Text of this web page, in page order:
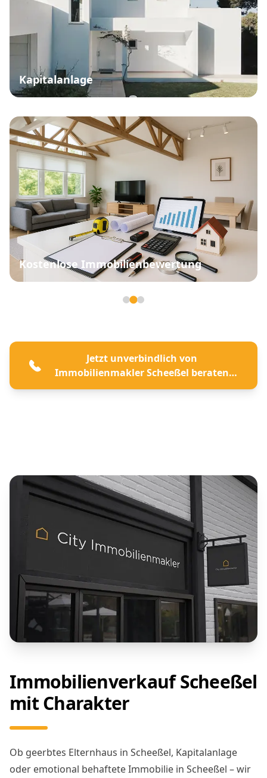
Kapitalanlage
Kostenlose Immobilienbewertung
Jetzt unverbindlich von
Immobilienmakler Scheeßel beraten
lassen
Immobilienverkauf Scheeßel
mit Charakter
Ob geerbtes Elternhaus in Scheeßel, Kapitalanlage
oder emotional behaftete Immobilie in Scheeßel – wir